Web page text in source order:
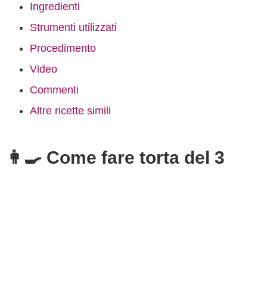
Ingredienti
Strumenti utilizzati
Procedimento
Video
Commenti
Altre ricette simili
👩‍🍳 Come fare torta del 3